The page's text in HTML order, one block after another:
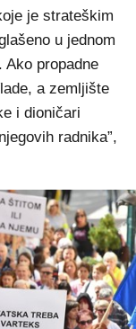
je strateškim
u jednom
Ako propadne
a zemljište
i dioničari
radnika”,